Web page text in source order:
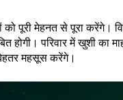
मेहनत से पूरा करेंगे।
होगी। परिवार में खुशी का
महसूस करेंगे।